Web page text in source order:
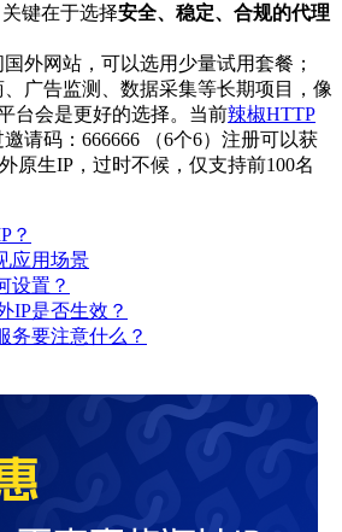
键在于选择安全、稳定、合规的代理
外网站，可以选用少量试用套餐；
广告监测、数据采集等长期项目，像
台会是更好的选择。当前辣椒HTTP
请码：666666 （6个6）注册可以获
原生IP，过时不候，仅支持前100名
？
应用场景
设置？
IP是否生效？
务要注意什么？